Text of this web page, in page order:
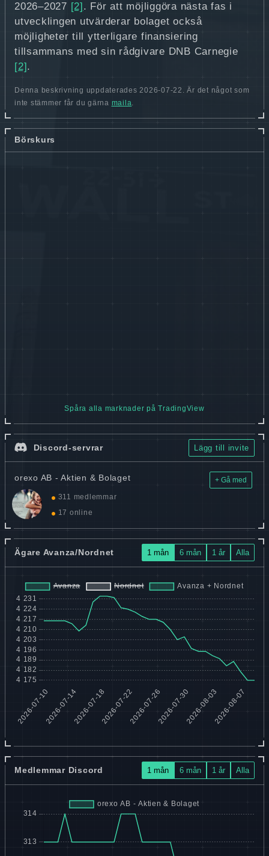
2026–2027 [2] . För att möjliggöra nästa fas i
utvecklingen utvärderar bolaget också
möjligheter till ytterligare finansiering
tillsammans med sin rådgivare DNB Carnegie
[2] .
Denna beskrivning uppdaterades 2026-07-22. Är det något som
inte stämmer får du gärna maila.
Börskurs
Spåra alla marknader på TradingView
Discord-servrar Lägg till invite
orexo AB - Aktien & Bolaget
311 medlemmar
17 online
+ Gå med
Ägare Avanza/Nordnet 1 mån 6 mån 1 år Alla
Medlemmar Discord 1 mån 6 mån 1 år Alla